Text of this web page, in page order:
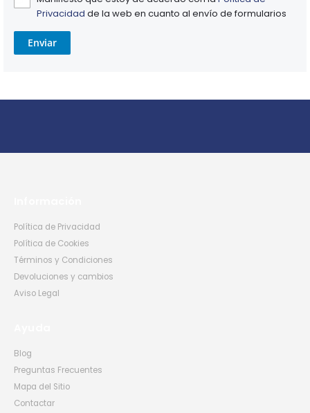
Privacidad de la web en cuanto al envío de formularios
Enviar
Política de Privacidad
Política de Cookies
Términos y Condiciones
Devoluciones y cambios
Aviso Legal
Blog
Preguntas Frecuentes
Mapa del Sitio
Contactar